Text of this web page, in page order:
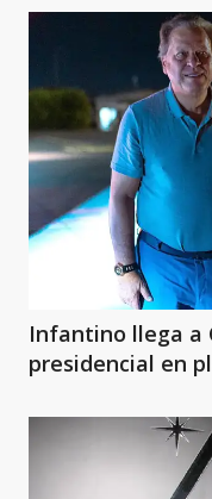
Infantino llega a
presidencial en